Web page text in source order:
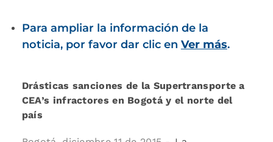
Para ampliar la información de la
noticia, por favor dar clic en Ver más.
Drásticas sanciones de la Supertransporte a
CEA’s infractores en Bogotá y el norte del
país